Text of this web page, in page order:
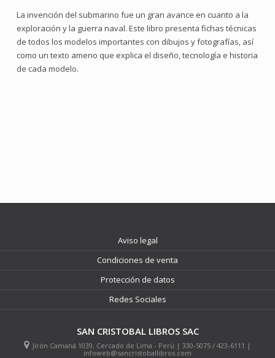
La invención del submarino fue un gran avance en cuanto a la
exploración y la guerra naval. Este libro presenta fichas técnicas
de todos los modelos importantes con dibujos y fotografías, así
como un texto ameno que explica el diseño, tecnología e historia
de cada modelo.
Aviso legal
Condiciones de venta
Protección de datos
Redes Sociales
SAN CRISTOBAL LIBROS SAC
Jirón Camaná 1039, Cercado de Lima - Perú | 330-5075 / 423-6111 |
infoweb@sancristoballibros.com